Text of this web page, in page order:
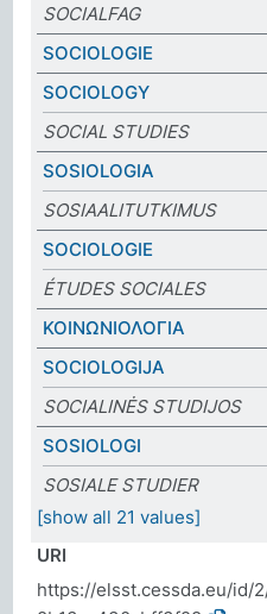
SOCIALFAG
SOCIOLOGIE
SOCIOLOGY
SOCIAL STUDIES
SOSIOLOGIA
SOSIAALITUTKIMUS
SOCIOLOGIE
ÉTUDES SOCIALES
ΚΟΙΝΩΝΙΟΛΟΓΙΑ
SOCIOLOGIJA
SOCIALINĖS STUDIJOS
SOSIOLOGI
SOSIALE STUDIER
[show all 21 values]
URI
https://elsst.cessda.eu/id/